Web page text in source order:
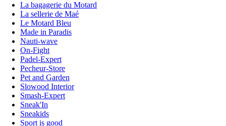
La bagagerie du Motard
La sellerie de Maé
Le Motard Bleu
Made in Paradis
Nauti-wave
On-Fight
Padel-Expert
Pecheur-Store
Pet and Garden
Slowood Interior
Smash-Expert
Sneak'In
Sneakids
Sport is good